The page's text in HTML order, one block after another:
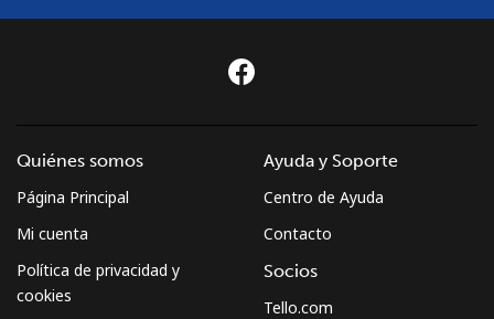
Quiénes somos
Página Principal
Mi cuenta
Política de privacidad y
cookies
Ayuda y Soporte
Centro de Ayuda
Contacto
Socios
Tello.com